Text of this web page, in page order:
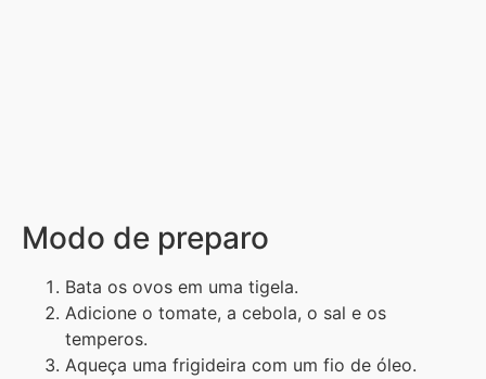
Modo de preparo
Bata os ovos em uma tigela.
Adicione o tomate, a cebola, o sal e os
temperos.
Aqueça uma frigideira com um fio de óleo.